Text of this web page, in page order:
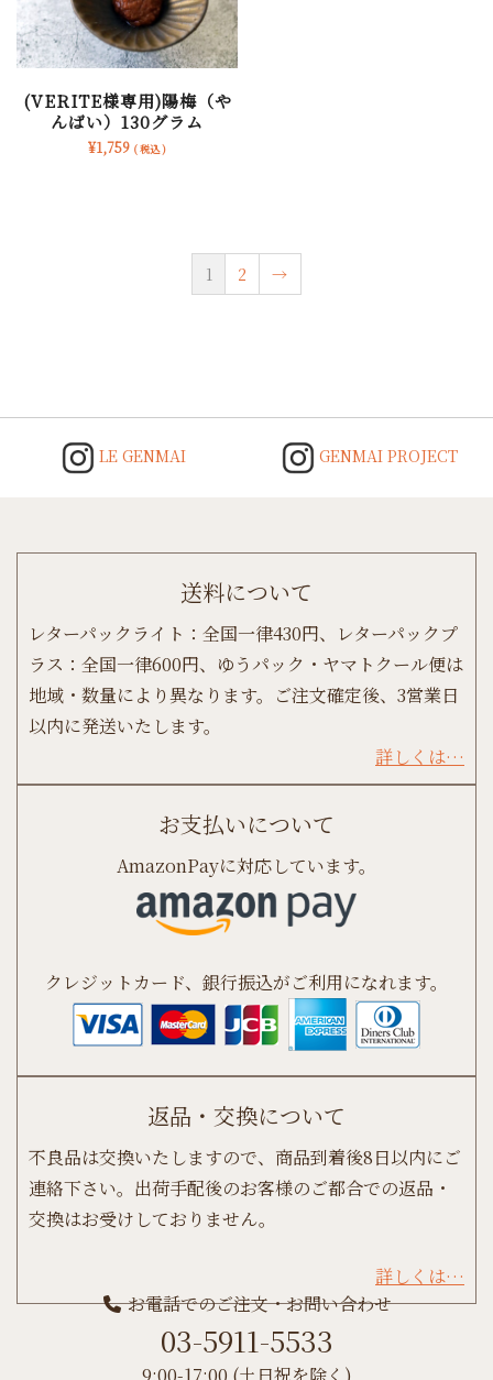
(VERITE様専用)陽梅（や
んばい）130グラム
¥1,759 ( 税込 )
1 2 →
LE GENMAI GENMAI PROJECT
送料について
レターパックライト：全国一律430円、レターパックプ
ラス：全国一律600円、ゆうパック・ヤマトクール便は
地域・数量により異なります。ご注文確定後、3営業日
以内に発送いたします。
詳しくは…
お支払いについて
AmazonPayに対応しています。
クレジットカード、銀行振込がご利用になれます。
返品・交換について
不良品は交換いたしますので、商品到着後8日以内にご
連絡下さい。出荷手配後のお客様のご都合での返品・
交換はお受けしておりません。
詳しくは…
お電話でのご注文・お問い合わせ
03-5911-5533